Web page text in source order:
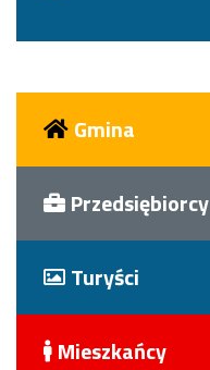
Gmina
Przedsiębiorcy
Turyści
Mieszkańcy